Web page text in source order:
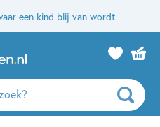
een kind blij van wordt